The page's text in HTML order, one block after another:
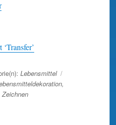
Lebensmittel
,
Zeichnen